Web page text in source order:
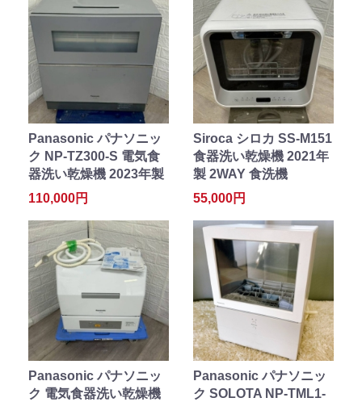
Panasonic パナソニッ
ク NP-TZ300-S 電気食
器洗い乾燥機 2023年製
110,000円
Siroca シロカ SS-M151
食器洗い乾燥機 2021年
製 2WAY 食洗機
55,000円
Panasonic パナソニッ
ク 電気食器洗い乾燥機
Panasonic パナソニッ
ク SOLOTA NP-TML1-